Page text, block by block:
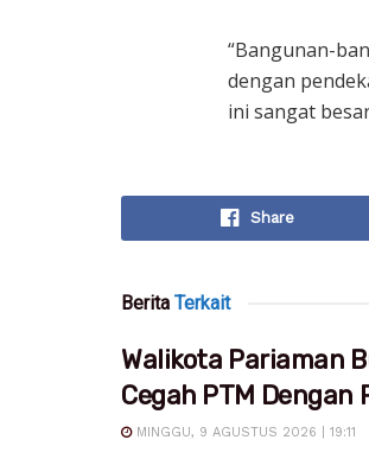
“Bangunan-
dengan
ini sangat
Share
Berita Terkait
Walikota Pariaman
Cegah PTM Dengan
MINGGU, 9 AGUSTUS 2026 | 19:11